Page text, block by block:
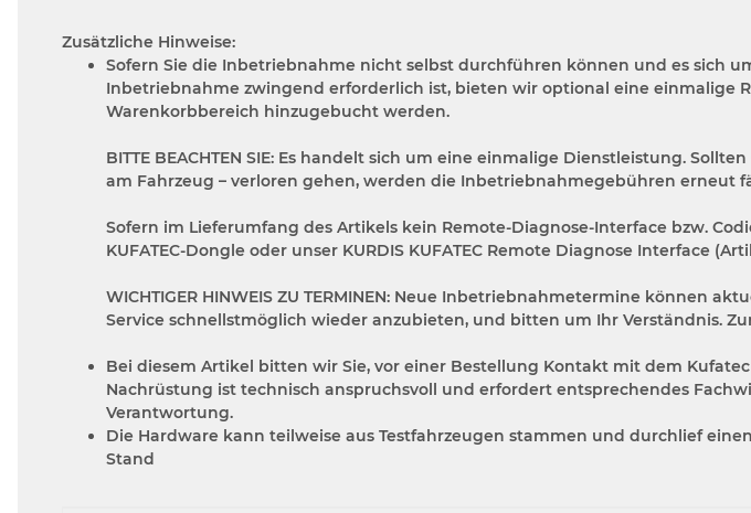
Zusätzliche Hinweise:
Sofern Sie die Inbetriebnahme nicht selbst durchführen können und es sich
Inbetriebnahme zwingend erforderlich ist, bieten wir optional eine einmalige
Warenkorbbereich hinzugebucht werden.
BITTE BEACHTEN SIE: Es handelt sich um eine einmalige Dienstleistung.
am Fahrzeug – verloren gehen, werden die Inbetriebnahmegebühren erneut
Sofern im Lieferumfang des Artikels kein Remote-Diagnose-Interface bzw.
KUFATEC-Dongle oder unser KURDIS KUFATEC Remote Diagnose Interface
WICHTIGER HINWEIS ZU TERMINEN: Neue Inbetriebnahmetermine können
Service schnellstmöglich wieder anzubieten, und bitten um Ihr Verständnis.
Bei diesem Artikel bitten wir Sie, vor einer Bestellung Kontakt mit dem
Nachrüstung ist technisch anspruchsvoll und erfordert entsprechendes
Verantwortung.
Die Hardware kann teilweise aus Testfahrzeugen stammen und durchlief
Stand